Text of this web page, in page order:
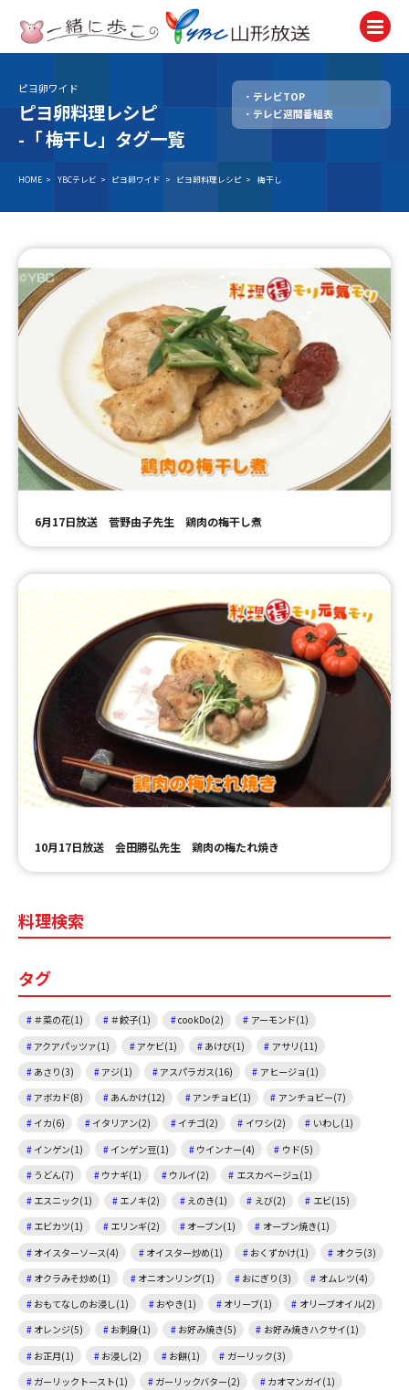
テレビ
TV
ニュース
アナウンサー
イベント
Event
試写会・プレゼント
Present
ＹＢＣオンデマンド
ピヨ卵ワイド
ピヨ卵料理レシピ
-「梅干し」タグ一覧
テレビTOP
テレビ週間番組表
HOME > YBCテレビ > ピヨ卵ワイド > ピヨ卵料理レシピ > 梅干し
6月17日放送 菅野由子先生 鶏肉の梅干し煮
10月17日放送 会田勝弘先生 鶏肉の梅たれ焼き
料理検索
タグ
＃菜の花(1) ＃餃子(1) cookDo(2)
アーモンド(1)
アクアパッツァ(1)
アケビ(1) あけび(1)
アサリ(11)
あさり(3)
アジ(1) アスパラガス(16)
アヒージョ(1)
アボカド(8)
あんかけ(12) アンチョビ(1)
アンチョビー(7)
イカ(6)
イタリアン(2) イチゴ(2) イワシ(2)
いわし(1)
インゲン(1)
インゲン豆(1) ウインナー(4)
ウド(5)
うどん(7)
ウナギ(1) ウルイ(2)
エスカベージュ(1)
エスニック(1)
エノキ(2) えのき(1) えび(2)
エビ(15)
エビカツ(1)
エリンギ(2) オーブン(1)
オーブン焼き(1)
オイスターソース(4)
オイスター炒め(1) おくずかけ(1)
オクラ(3)
オクラみそ炒め(1)
オニオンリング(1) おにぎり(3)
オムレツ(4)
おもてなしのお浸し(1)
おやき(1) オリーブ(1)
オリーブオイル(2)
オレンジ(5)
お刺身(1) お好み焼き(5)
お好み焼きハクサイ(1)
お正月(1)
お浸し(2) お餅(1)
ガーリック(3)
ガーリックトースト(1)
ガーリックバター(2)
カオマンガイ(1)